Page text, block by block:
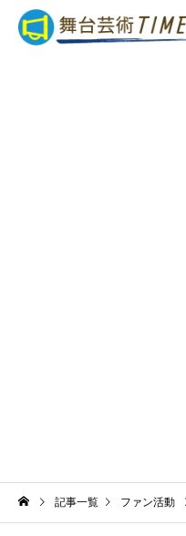
記事一覧 ファン活動